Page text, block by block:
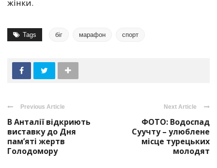
жінки.
Tags біг марафон спорт
Previous Article
В Анталії відкриють
виставку до Дня
пам’яті жертв
Голодомору
Next Article
ФОТО: Водоспад
Суучту – улюблене
місце турецьких
молодят